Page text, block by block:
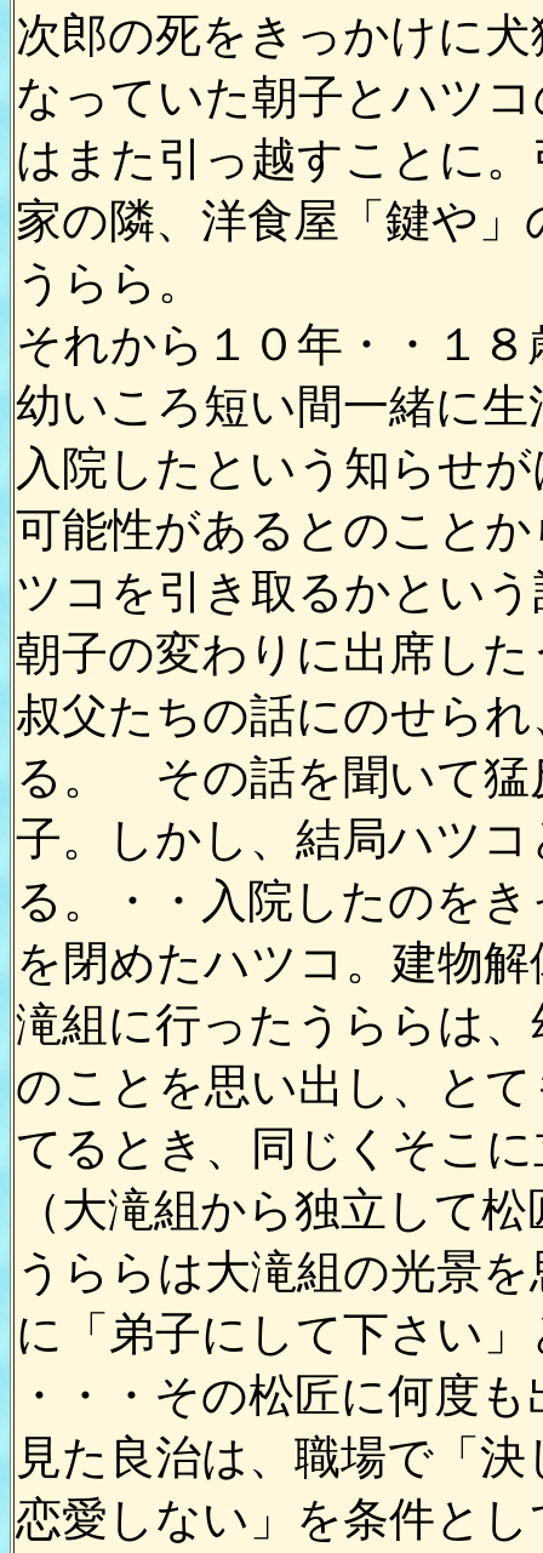
次郎の死をきっかけに
なっていた朝子とハツ
はまた引っ越すことに
家の隣、洋食屋「鍵や
うらら。
それから１０年・・１
幼いころ短い間一緒に
入院したという知らせ
可能性があるとのこと
ツコを引き取るかとい
朝子の変わりに出席し
叔父たちの話にのせら
る。 その話を聞いて猛
子。しかし、結局ハツ
る。・・入院したのを
を閉めたハツコ。建物
滝組に行ったうららは
のことを思い出し、と
てるとき、同じくそこ
（大滝組から独立して
うららは大滝組の光景
に「弟子にして下さい
・・・その松匠に何度
見た良治は、職場で「
恋愛しない」を条件と